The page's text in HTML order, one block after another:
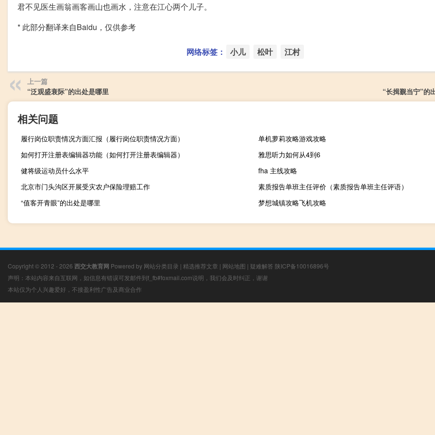
君不见医生画翁画客画山也画水，注意在江心两个儿子。
* 此部分翻译来自Baidu，仅供参考
网络标签： 小儿 松叶 江村
上一篇
“泛观盛衰际”的出处是哪里
“长揖觐当宁”的
相关问题
履行岗位职责情况方面汇报（履行岗位职责情况方面）
单机萝莉攻略游戏攻略
如何打开注册表编辑器功能（如何打开注册表编辑器）
雅思听力如何从4到6
健将级运动员什么水平
fha 主线攻略
北京市门头沟区开展受灾农户保险理赔工作
素质报告单班主任评价（素质报告单班主任评语）
“值客开青眼”的出处是哪里
梦想城镇攻略飞机攻略
Copyright © 2012 - 2026 西交大教育网 Powered by 网站分类目录 | 精选推荐文章 | 网站地图 | 疑难解答 陕ICP备10016896号
声明：本站内容来自互联网，如信息有错误可发邮件到f_fb#foxmail.com说明，我们会及时纠正，谢谢
本站仅为个人兴趣爱好，不接盈利性广告及商业合作